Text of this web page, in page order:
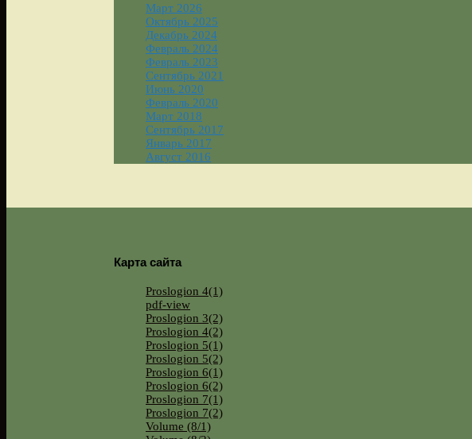
Март 2026
Октябрь 2025
Декабрь 2024
Февраль 2024
Февраль 2023
Сентябрь 2021
Июнь 2020
Февраль 2020
Март 2018
Сентябрь 2017
Январь 2017
Август 2016
Карта сайта
Proslogion 4(1)
pdf-view
Proslogion 3(2)
Proslogion 4(2)
Proslogion 5(1)
Proslogion 5(2)
Proslogion 6(1)
Proslogion 6(2)
Proslogion 7(1)
Proslogion 7(2)
Volume (8/1)